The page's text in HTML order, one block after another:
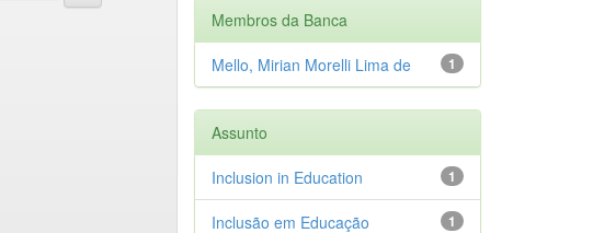
Membros da Banca
1
Mello, Mirian Morelli Lima de
Assunto
1
Inclusion in Education
1
Inclusão em Educação